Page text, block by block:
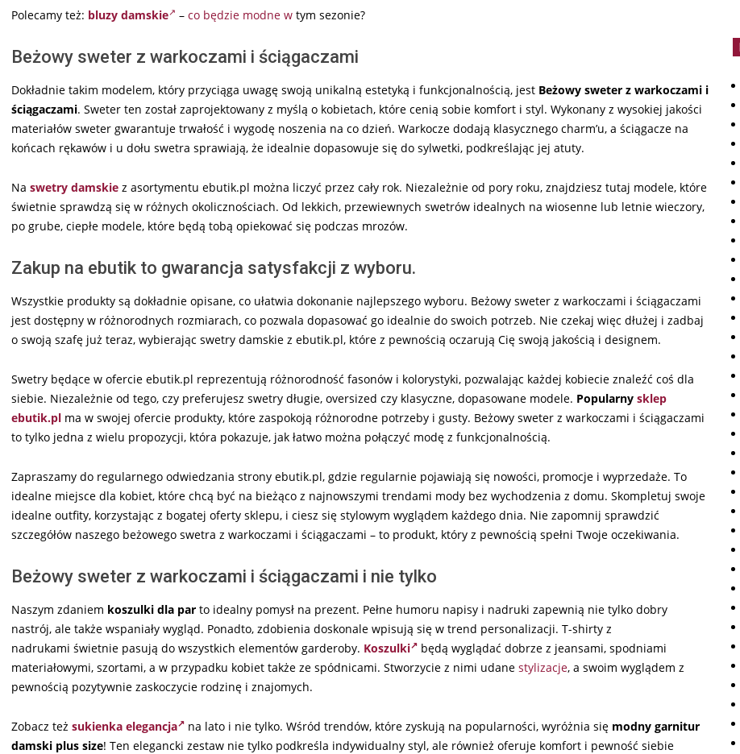
Polecamy też: bluzy damskie – co będzie modne w tym sezonie?
Beżowy sweter z warkoczami i ściągaczami
Dokładnie takim modelem, który przyciąga uwagę swoją unikalną estetyką i funkcjonalnością, jest Beżowy sweter z warkoczami i
ściągaczami. Sweter ten został zaprojektowany z myślą o kobietach, które cenią sobie komfort i styl. Wykonany z wysokiej jakości
materiałów sweter gwarantuje trwałość i wygodę noszenia na co dzień. Warkocze dodają klasycznego charm’u, a ściągacze na
końcach rękawów i u dołu swetra sprawiają, że idealnie dopasowuje się do sylwetki, podkreślając jej atuty.
Na swetry damskie z asortymentu ebutik.pl można liczyć przez cały rok. Niezależnie od pory roku, znajdziesz tutaj modele, które
świetnie sprawdzą się w różnych okolicznościach. Od lekkich, przewiewnych swetrów idealnych na wiosenne lub letnie wieczory,
po grube, ciepłe modele, które będą tobą opiekować się podczas mrozów.
Zakup na ebutik to gwarancja satysfakcji z wyboru.
Wszystkie produkty są dokładnie opisane, co ułatwia dokonanie najlepszego wyboru. Beżowy sweter z warkoczami i ściągaczami
jest dostępny w różnorodnych rozmiarach, co pozwala dopasować go idealnie do swoich potrzeb. Nie czekaj więc dłużej i zadbaj
o swoją szafę już teraz, wybierając swetry damskie z ebutik.pl, które z pewnością oczarują Cię swoją jakością i designem.
Swetry będące w ofercie ebutik.pl reprezentują różnorodność fasonów i kolorystyki, pozwalając każdej kobiecie znaleźć coś dla
siebie. Niezależnie od tego, czy preferujesz swetry długie, oversized czy klasyczne, dopasowane modele. Popularny sklep
ebutik.pl ma w swojej ofercie produkty, które zaspokoją różnorodne potrzeby i gusty. Beżowy sweter z warkoczami i ściągaczami
to tylko jedna z wielu propozycji, która pokazuje, jak łatwo można połączyć modę z funkcjonalnością.
Zapraszamy do regularnego odwiedzania strony ebutik.pl, gdzie regularnie pojawiają się nowości, promocje i wyprzedaże. To
idealne miejsce dla kobiet, które chcą być na bieżąco z najnowszymi trendami mody bez wychodzenia z domu. Skompletuj swoje
idealne outfity, korzystając z bogatej oferty sklepu, i ciesz się stylowym wyglądem każdego dnia. Nie zapomnij sprawdzić
szczegółów naszego beżowego swetra z warkoczami i ściągaczami – to produkt, który z pewnością spełni Twoje oczekiwania.
Beżowy sweter z warkoczami i ściągaczami i nie tylko
Naszym zdaniem koszulki dla par to idealny pomysł na prezent. Pełne humoru napisy i nadruki zapewnią nie tylko dobry
nastrój, ale także wspaniały wygląd. Ponadto, zdobienia doskonale wpisują się w trend personalizacji. T-shirty z
nadrukami świetnie pasują do wszystkich elementów garderoby. Koszulki
będą wyglądać dobrze z jeansami, spodniami
materiałowymi, szortami, a w przypadku kobiet także ze spódnicami. Stworzycie z nimi udane stylizacje, a swoim wyglądem z
pewnością pozytywnie zaskoczycie rodzinę i znajomych.
Zobacz też sukienka elegancja na lato i nie tylko. Wśród trendów, które zyskują na popularności, wyróżnia się modny garnitur
damski plus size! Ten elegancki zestaw nie tylko podkreśla indywidualny styl, ale również oferuje komfort i pewność siebie